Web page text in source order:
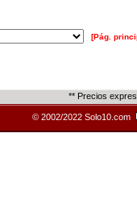
[Pág.
** Precios
© 2002/2022 Solo10.com